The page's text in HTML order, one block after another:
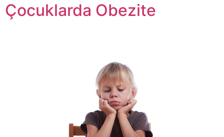
Çocuklarda Obezite